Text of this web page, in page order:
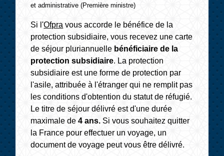
et administrative (Première ministre)
Si l'Ofpra vous accorde le bénéfice de la
protection subsidiaire, vous recevez une carte
de séjour pluriannuelle bénéficiaire de la
protection subsidiaire. La protection
subsidiaire est une forme de protection par
l'asile, attribuée à l'étranger qui ne remplit pas
les conditions d'obtention du statut de réfugié.
Le titre de séjour délivré est d'une durée
maximale de4 ans.Si vous souhaitez quitter
la France pour effectuer un voyage, un
document de voyage peut vous être délivré.